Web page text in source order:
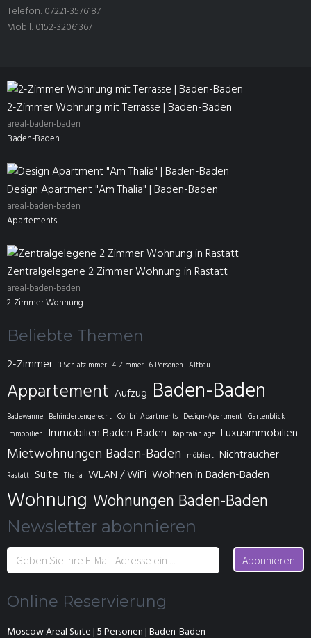
Telefon: 07221-3576187
Mobil: 0152-32061367
2-Zimmer Wohnung mit Terrasse | Baden-Baden
areal-baden-baden
Baden-Baden
Design Apartment "Am Thalia" | Baden-Baden
areal-baden-baden
Apartements
Zentralgelegene 2 Zimmer Wohnung in Rastatt
areal-baden-baden
2-Zimmer Wohnung
Beliebte Themen
2-Zimmer 3 Schlafzimmer 4-Zimmer 6 Personen Altbau
Appartement Aufzug Baden-Baden
Badewanne Behindertengerecht Colibri Apartments Design-Apartment Gartenblick
Immobilien Immobilien Baden-Baden Kapitalanlage Luxusimmobilien
Mietwohnungen Baden-Baden möbliert Nichtraucher
Rastatt Suite Thalia WLAN / WiFi Wohnen in Baden-Baden
Wohnung Wohnungen Baden-Baden
Newsletter abonnieren
Abonnieren
Online Reservierung
Moscow Areal Suite | 5 Personen | Baden-Baden